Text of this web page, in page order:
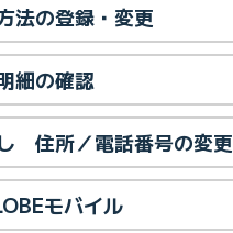
法の登録・変更
細の確認
住所／電話番号の変更
モバイル